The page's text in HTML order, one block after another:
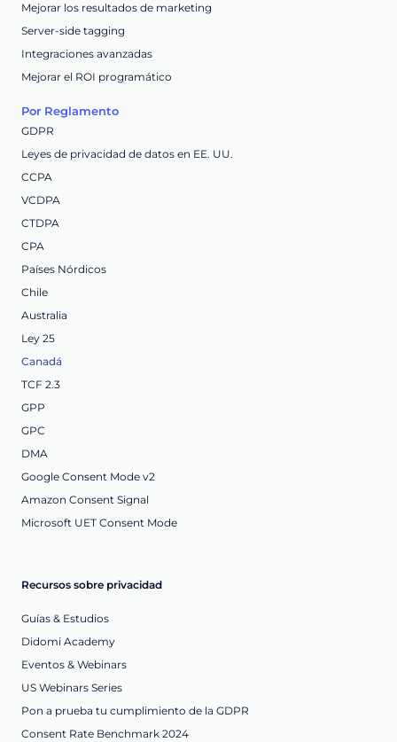
Mejorar los resultados de marketing
Server-side tagging
Integraciones avanzadas
Mejorar el ROI programático
Por Reglamento
GDPR
Leyes de privacidad de datos en EE. UU.
CCPA
VCDPA
CTDPA
CPA
Países Nórdicos
Chile
Australia
Ley 25
Canadá
TCF 2.3
GPP
GPC
DMA
Google Consent Mode v2
Amazon Consent Signal
Microsoft UET Consent Mode
Recursos sobre privacidad
Guías & Estudios
Didomi Academy
Eventos & Webinars
US Webinars Series
Pon a prueba tu cumplimiento de la GDPR
Consent Rate Benchmark 2024